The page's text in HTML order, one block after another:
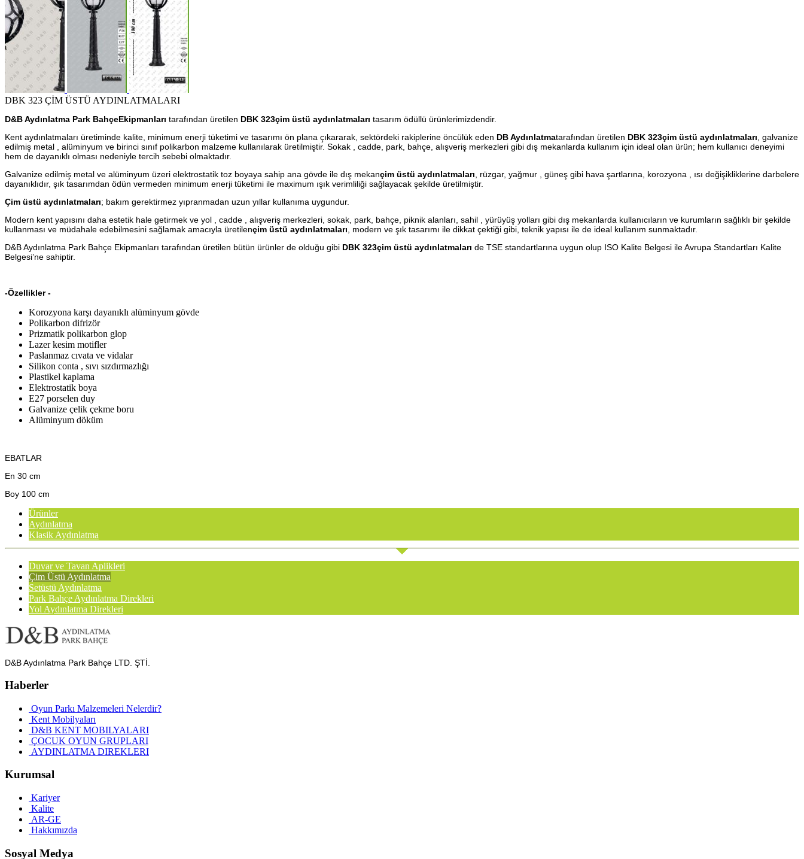
DBK 323 ÇİM ÜSTÜ AYDINLATMALARI
D&B Aydınlatma Park BahçeEkipmanları tarafından üretilen DBK 323çim üstü aydınlatmaları tasarım ödüllü ürünlerimizdendir.
Kent aydınlatmaları üretiminde kalite, minimum enerji tüketimi ve tasarımı ön plana çıkararak, sektördeki rakiplerine öncülük eden DB Aydınlatmatarafından üretilen DBK 323çim üstü aydınlatmaları, galvanize
edilmiş metal , alüminyum ve birinci sınıf polikarbon malzeme kullanılarak üretilmiştir. Sokak , cadde, park, bahçe, alışveriş merkezleri gibi dış mekanlarda kullanım için ideal olan ürün; hem kullanıcı deneyimi
hem de dayanıklı olması nedeniyle tercih sebebi olmaktadır.
Galvanize edilmiş metal ve alüminyum üzeri elektrostatik toz boyaya sahip ana gövde ile dış mekançim üstü aydınlatmaları, rüzgar, yağmur , güneş gibi hava şartlarına, korozyona , ısı değişikliklerine darbelere
dayanıklıdır, şık tasarımdan ödün vermeden minimum enerji tüketimi ile maximum ışık verimliliği sağlayacak şekilde üretilmiştir.
Çim üstü aydınlatmaları; bakım gerektirmez yıpranmadan uzun yıllar kullanıma uygundur.
Modern kent yapısını daha estetik hale getirmek ve yol , cadde , alışveriş merkezleri, sokak, park, bahçe, piknik alanları, sahil , yürüyüş yolları gibi dış mekanlarda kullanıcıların ve kurumların sağlıklı bir şekilde
kullanması ve müdahale edebilmesini sağlamak amacıyla üretilençim üstü aydınlatmaları, modern ve şık tasarımı ile dikkat çektiği gibi, teknik yapısı ile de ideal kullanım sunmaktadır.
D&B Aydınlatma Park Bahçe Ekipmanları tarafından üretilen bütün ürünler de olduğu gibi DBK 323çim üstü aydınlatmaları de TSE standartlarına uygun olup ISO Kalite Belgesi ile Avrupa Standartları Kalite
Belgesi’ne sahiptir.
-Özellikler -
Korozyona karşı dayanıklı alüminyum gövde
Polikarbon difrizör
Prizmatik polikarbon glop
Lazer kesim motifler
Paslanmaz cıvata ve vidalar
Silikon conta , sıvı sızdırmazlığı
Plastikel kaplama
Elektrostatik boya
E27 porselen duy
Galvanize çelik çekme boru
Alüminyum döküm
EBATLAR
En 30 cm
Boy 100 cm
Ürünler
Aydınlatma
Klasik Aydınlatma
Duvar ve Tavan Aplikleri
Çim Üstü Aydınlatma
Setüstü Aydınlatma
Park Bahçe Aydınlatma Direkleri
Yol Aydınlatma Direkleri
D&B Aydınlatma Park Bahçe LTD. ŞTİ.
Haberler
Oyun Parkı Malzemeleri Nelerdir?
Kent Mobilyaları
D&B KENT MOBILYALARI
ÇOCUK OYUN GRUPLARI
AYDINLATMA DIREKLERI
Kurumsal
Kariyer
Kalite
AR-GE
Hakkımızda
Sosyal Medya